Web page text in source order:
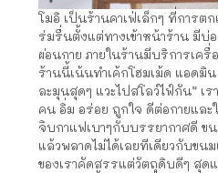
โมอิ เป็นร้านคาเฟ่เล็กๆ ที่การต
ร่มรื่นตั้งแต่ทางเข้าหน้าร้าน มีบ่
ผ่อนกาย ภายในร้านมีบริการเค
ร้านนี้เน้นทำเค้กโฮมเม้ด แอดมิ
ละมุนสุดๆ แวะไปสโลว์ไฟ์กัน” เ
คน อิ่ม อร่อย ถูกใจ ดีต่อกายและ
จิบกาแฟเบาๆกับบรรยากาศดี ข
แล้วพลาดไม่ได้เลยทีเดียวกับขน
ของเราคัดสรรแต่วัตถุดิบดีๆ สุด